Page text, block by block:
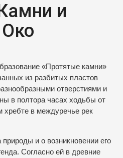
и
«Протятые камни»
из разбитых пластов
отверстиями и
в полтора часах ходьбы от
хребте в междуречье рек
и о возникновении его
Согласно ей в древние